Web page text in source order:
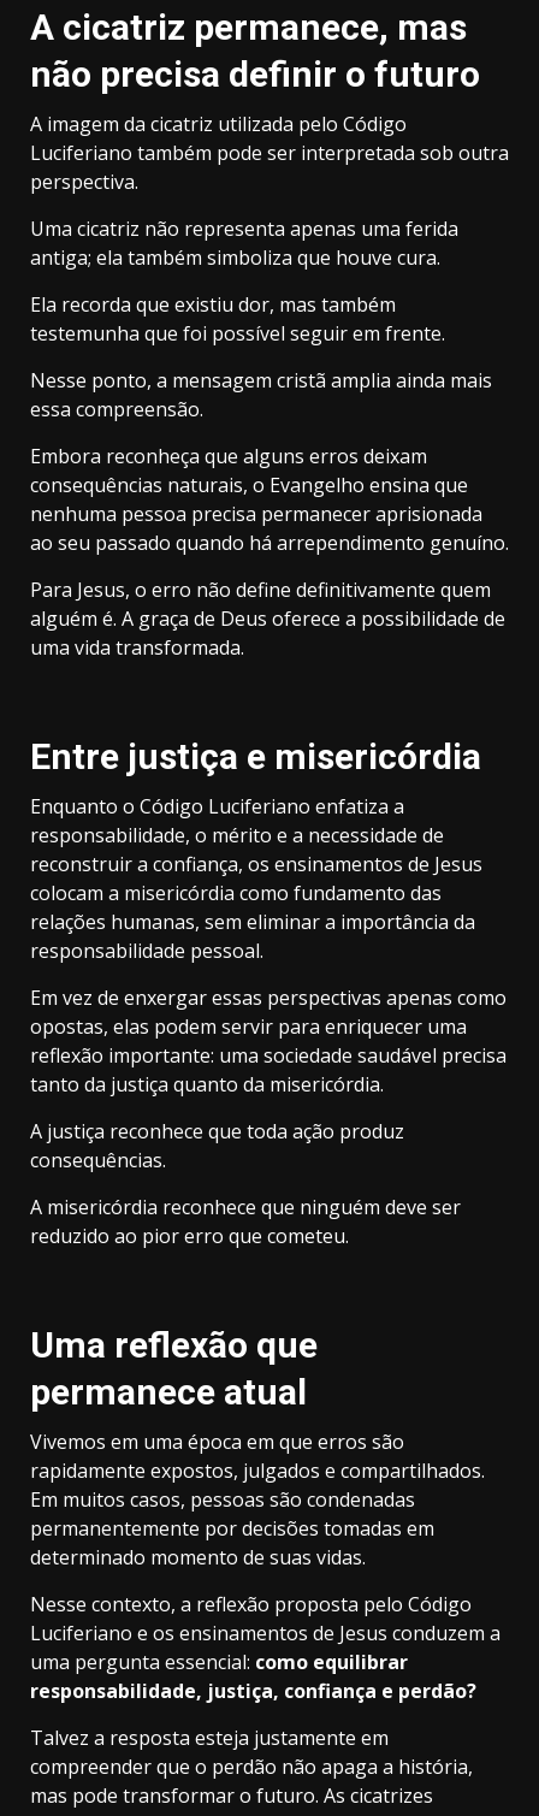
A cicatriz permanece, mas
não precisa definir o futuro
A imagem da cicatriz utilizada pelo Código
Luciferiano também pode ser interpretada sob outra
perspectiva.
Uma cicatriz não representa apenas uma ferida
antiga; ela também simboliza que houve cura.
Ela recorda que existiu dor, mas também
testemunha que foi possível seguir em frente.
Nesse ponto, a mensagem cristã amplia ainda mais
essa compreensão.
Embora reconheça que alguns erros deixam
consequências naturais, o Evangelho ensina que
nenhuma pessoa precisa permanecer aprisionada
ao seu passado quando há arrependimento genuíno.
Para Jesus, o erro não define definitivamente quem
alguém é. A graça de Deus oferece a possibilidade de
uma vida transformada.
Entre justiça e misericórdia
Enquanto o Código Luciferiano enfatiza a
responsabilidade, o mérito e a necessidade de
reconstruir a confiança, os ensinamentos de Jesus
colocam a misericórdia como fundamento das
relações humanas, sem eliminar a importância da
responsabilidade pessoal.
Em vez de enxergar essas perspectivas apenas como
opostas, elas podem servir para enriquecer uma
reflexão importante: uma sociedade saudável precisa
tanto da justiça quanto da misericórdia.
A justiça reconhece que toda ação produz
consequências.
A misericórdia reconhece que ninguém deve ser
reduzido ao pior erro que cometeu.
Uma reflexão que
permanece atual
Vivemos em uma época em que erros são
rapidamente expostos, julgados e compartilhados.
Em muitos casos, pessoas são condenadas
permanentemente por decisões tomadas em
determinado momento de suas vidas.
Nesse contexto, a reflexão proposta pelo Código
Luciferiano e os ensinamentos de Jesus conduzem a
uma pergunta essencial: como equilibrar
responsabilidade, justiça, confiança e perdão?
Talvez a resposta esteja justamente em
compreender que o perdão não apaga a história,
mas pode transformar o futuro. As cicatrizes